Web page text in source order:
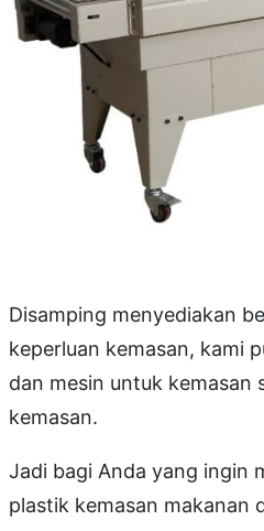
Disamping menyediakan
keperluan kemasan, kami
dan mesin untuk kemasan
kemasan.
Jadi bagi Anda yang ingin
plastik kemasan makanan